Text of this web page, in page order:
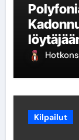
Kilpailut